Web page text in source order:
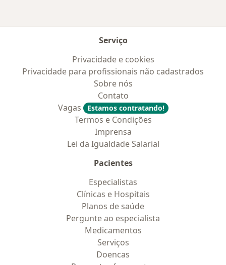
Serviço
Privacidade e cookies
Privacidade para profissionais não cadastrados
Sobre nós
Contato
Vagas
Estamos contratando!
Termos e Condições
Imprensa
Lei da Igualdade Salarial
Pacientes
Especialistas
Clínicas e Hospitais
Planos de saúde
Pergunte ao especialista
Medicamentos
Serviços
Doencas